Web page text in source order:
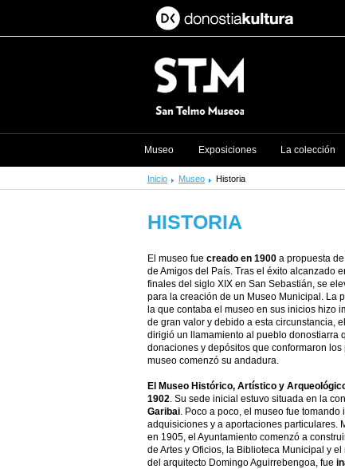
Inicio Museo Historia
HISTORIA
El museo fue creado en 1900 a propuesta
de Amigos del País. Tras el éxito alcanzado
finales del siglo XIX en San Sebastián, se
para la creación de un Museo Municipal. La
la que contaba el museo en sus inicios hizo
de gran valor y debido a esta circunstancia,
dirigió un llamamiento al pueblo donostiarra
donaciones y depósitos que conformaron
museo comenzó su andadura.
El Museo Histórico, Artístico y
1902. Su sede inicial estuvo situada en la
Garibai. Poco a poco, el museo fue
adquisiciones y a aportaciones particulares.
en 1905, el Ayuntamiento comenzó a
de Artes y Oficios, la Biblioteca Municipal y
del arquitecto Domingo Aguirrebengoa, fue
Museo Exposiciones La colección